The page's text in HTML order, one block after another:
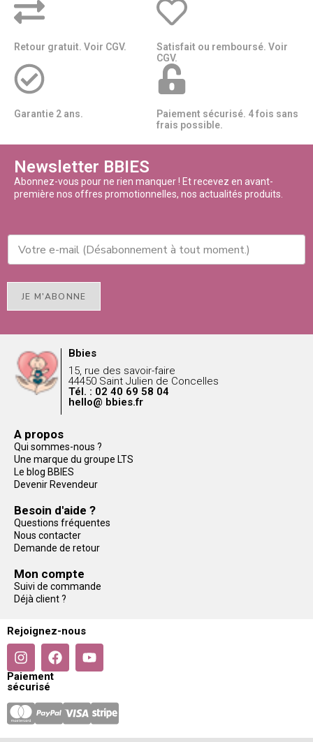
Retour gratuit. Voir CGV.
Satisfait ou remboursé. Voir
CGV.
Garantie 2 ans.
Paiement sécurisé. 4 fois sans
frais possible.
Newsletter BBIES
Abonnez-vous pour ne rien manquer ! Et recevez en avant-
première nos offres promotionnelles, nos actualités produits.
JE M'ABONNE
Bbies
15, rue des savoir-faire
44450 Saint Julien de Concelles
Tél. : 02 40 69 58 04
hello@ bbies.fr
A propos
Qui sommes-nous ?
Une marque du groupe LTS
Le blog BBIES
Devenir Revendeur
Besoin d'aide ?
Questions fréquentes
Nous contacter
Demande de retour
Mon compte
Suivi de commande
Déjà client ?
Rejoignez-nous
Paiement
sécurisé